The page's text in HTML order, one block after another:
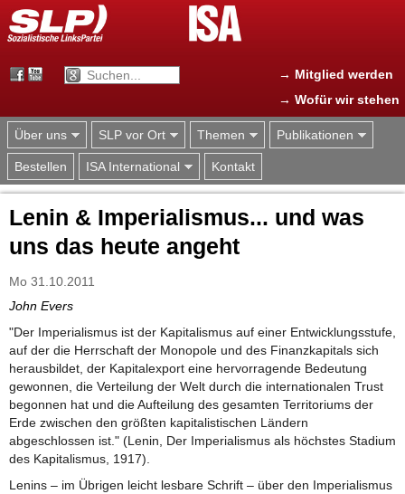
Jump to navigation
→ Mitglied werden
→ Wofür wir stehen
Über uns SLP vor Ort Themen Publikationen
Bestellen ISA International Kontakt
Lenin & Imperialismus... und was
uns das heute angeht
Mo 31.10.2011
John Evers
"Der Imperialismus ist der Kapitalismus auf einer Entwicklungsstufe,
auf der die Herrschaft der Monopole und des Finanzkapitals sich
herausbildet, der Kapitalexport eine hervorragende Bedeutung
gewonnen, die Verteilung der Welt durch die internationalen Trust
begonnen hat und die Aufteilung des gesamten Territoriums der
Erde zwischen den größten kapitalistischen Ländern
abgeschlossen ist." (Lenin, Der Imperialismus als höchstes Stadium
des Kapitalismus, 1917).
Lenins – im Übrigen leicht lesbare Schrift – über den Imperialismus